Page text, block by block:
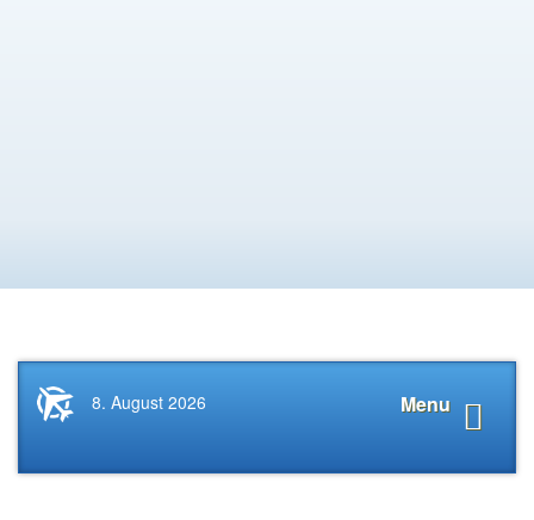
Startseite
News.Tourismus.com
Menu
8. August 2026